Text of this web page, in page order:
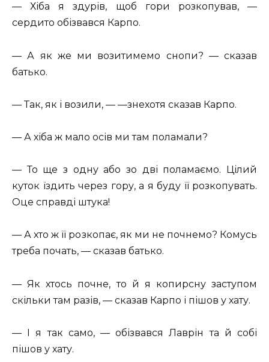
— Хіба я здурів, щоб гори розкопував, —
сердито обізвався Карпо.
— А як же ми возитимемо снопи? — сказав
батько.
— Так, як і возили, — —знехотя сказав Карпо.
— А хіба ж мало осів ми там поламали?
— То ще з одну або зо дві поламаємо. Цілий
куток їздить через гору, а я буду її розкопувать.
Оце справді штука!
— А хто ж її розкопає, як ми не почнемо? Комусь
треба почать, — сказав батько.
— Як хтось почне, то й я копирсну заступом
скільки там разів, — сказав Карпо і пішов у хату.
— І я так само, — обізвався Лаврін та й собі
пішов у хату.